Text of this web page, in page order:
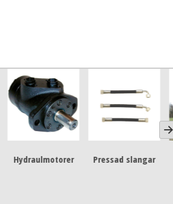
Pressad slangar We-5:an 4G